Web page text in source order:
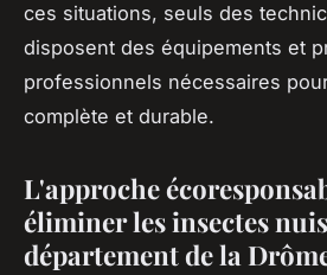
ces situations, seuls des
disposent des équipements et
professionnels nécessaires
complète et durable.
L'approche
éliminer les insectes
département de la